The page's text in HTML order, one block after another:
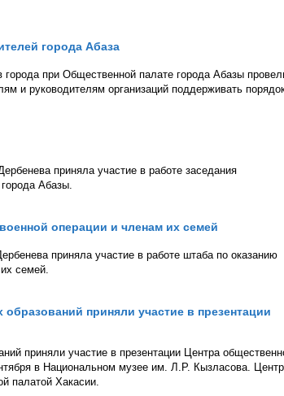
города Абаза
при Общественной палате города Абазы
и руководителям организаций поддерживать
приняла участие в работе заседания
Абазы.
операции и членам их семей
приняла участие в работе штаба по оказанию
семей.
приняли участие в презентации
приняли участие в презентации Центра
в Национальном музее им. Л.Р. Кызласова. Центр
палатой Хакасии.